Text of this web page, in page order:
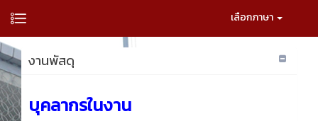
เลือกภาษา
งานพัสดุ
บุคลากรในงาน